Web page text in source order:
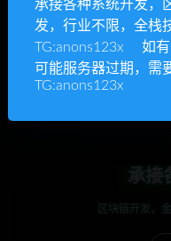
开通VIP
承接
区块链开发，
承接各种系统开发，
发，行业不限，全栈
TG:anons123x 如有
可能服务器过期，需
TG:anons123x